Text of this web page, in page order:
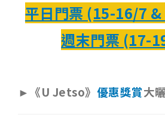
平日門票 (15-16/7
週末門票 (17-
►《U Jetso》 優惠獎賞大